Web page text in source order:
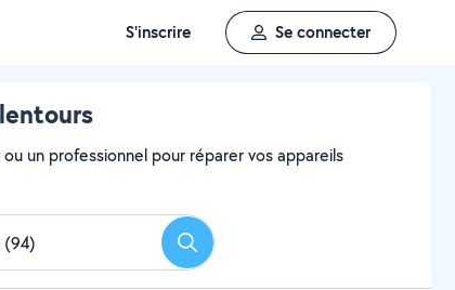
S'inscrire Se connecter
un professionnel pour réparer vos appareils
Rechercher